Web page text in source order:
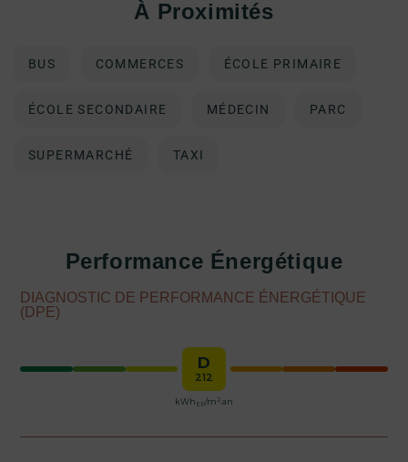
À Proximités
BUS COMMERCES ÉCOLE PRIMAIRE
ÉCOLE SECONDAIRE MÉDECIN PARC
SUPERMARCHÉ TAXI
Performance Énergétique
DIAGNOSTIC DE PERFORMANCE ÉNERGÉTIQUE
(DPE)
D
212
kWh EP/m 2 .an